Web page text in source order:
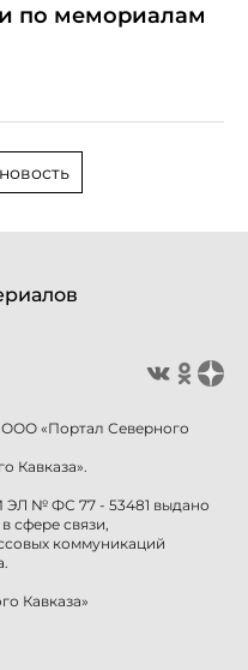
по мемориалам
«Портал Северного
Кавказа».
ЭЛ № ФС 77 - 53481 выдано
сфере связи,
коммуникаций
Кавказа»